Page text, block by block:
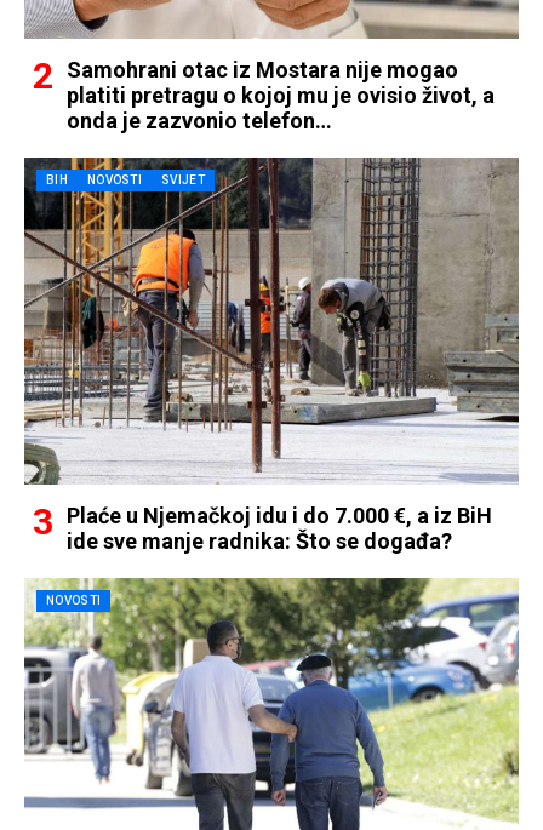
Samohrani otac iz Mostara nije mogao
platiti pretragu o kojoj mu je ovisio život, a
onda je zazvonio telefon…
BIH NOVOSTI SVIJET
Plaće u Njemačkoj idu i do 7.000 €, a iz BiH
ide sve manje radnika: Što se događa?
NOVOSTI